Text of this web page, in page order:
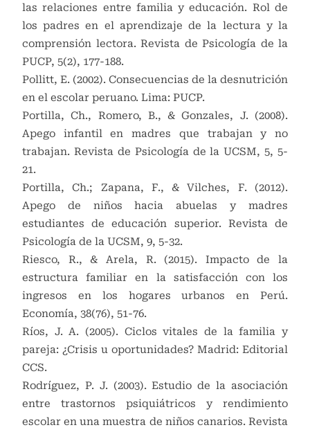
las relaciones entre familia y educación. Rol de
los padres en el aprendizaje de la lectura y la
comprensión lectora. Revista de Psicología de la
PUCP, 5(2), 177-188.
Pollitt, E. (2002). Consecuencias de la desnutrición
en el escolar peruano. Lima: PUCP.
Portilla, Ch., Romero, B., & Gonzales, J. (2008).
Apego infantil en madres que trabajan y no
trabajan. Revista de Psicología de la UCSM, 5, 5-
21.
Portilla, Ch.; Zapana, F., & Vilches, F. (2012).
Apego de niños hacia abuelas y madres
estudiantes de educación superior. Revista de
Psicología de la UCSM, 9, 5-32.
Riesco, R., & Arela, R. (2015). Impacto de la
estructura familiar en la satisfacción con los
ingresos en los hogares urbanos en Perú.
Economía, 38(76), 51-76.
Ríos, J. A. (2005). Ciclos vitales de la familia y
pareja: ¿Crisis u oportunidades? Madrid: Editorial
CCS.
Rodríguez, P. J. (2003). Estudio de la asociación
entre trastornos psiquiátricos y rendimiento
escolar en una muestra de niños canarios. Revista